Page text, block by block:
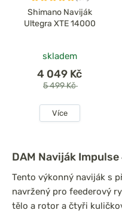
Ultegra
Shimano
Baitrunner LC
XTB
Shimano Naviják
Ultegra XTE 14000
skladem
4 049 Kč
5 499 Kč
Více
DAM Naviják
Tento výkonný naviják s
navržený pro feederový
tělo a rotor a čtyři